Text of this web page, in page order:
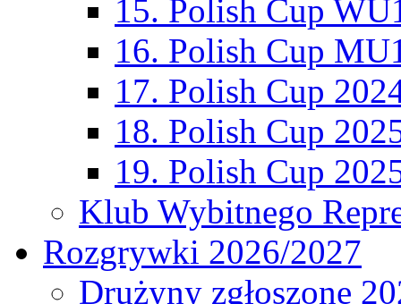
15. Polish Cup
16. Polish Cup
17. Polish Cup
18. Polish Cup
19. Polish Cup
Klub Wybitnego
Rozgrywki 2026/2027
Drużyny zgłoszone